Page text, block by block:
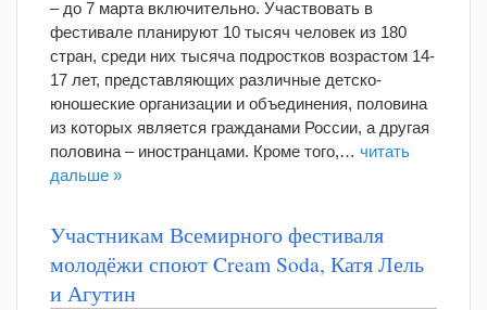
– до 7 марта включительно. Участвовать в
фестивале планируют 10 тысяч человек из 180
стран, среди них тысяча подростков возрастом 14-
17 лет, представляющих различные детско-
юношеские организации и объединения, половина
из которых является гражданами России, а другая
половина – иностранцами. Кроме того,… читать
дальше »
Участникам Всемирного фестиваля
молодёжи споют Cream Soda, Катя Лель
и Агутин